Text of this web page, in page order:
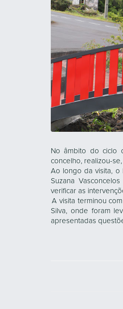
No âmbito do ciclo
concelho, realizou-
Ao longo da visita, o
Suzana
verificar as
A visita terminou
Silva, onde foram
apresentadas